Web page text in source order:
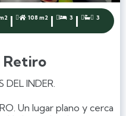
|  108 m2 |  3 |  3
Retiro
DEL INDER.
Un lugar plano y cerca